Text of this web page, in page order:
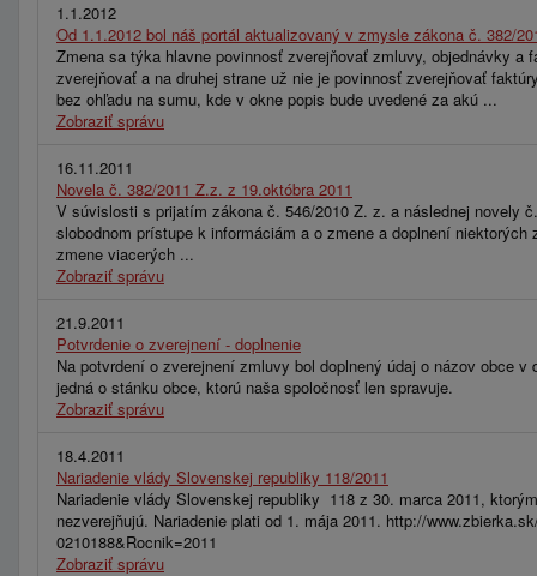
1.1.2012
Od 1.1.2012 bol náš portál aktualizovaný v zmysle zákona č. 382/
Zmena sa týka hlavne povinnosť zverejňovať zmluvy, objednávky a
zverejňovať a na druhej strane už nie je povinnosť zverejňovať
bez ohľadu na sumu, kde v okne popis bude uvedené za akú ...
Zobraziť správu
16.11.2011
Novela č. 382/2011 Z.z. z 19.októbra 2011
V súvislosti s prijatím zákona č. 546/2010 Z. z. a následnej novely
slobodnom prístupe k informáciám a o zmene a doplnení
zmene viacerých ...
Zobraziť správu
21.9.2011
Potvrdenie o zverejnení - doplnenie
Na potvrdení o zverejnení zmluvy bol doplnený údaj o názov obce
jedná o stánku obce, ktorú naša spoločnosť len spravuje.
Zobraziť správu
18.4.2011
Nariadenie vlády Slovenskej republiky 118/2011
Nariadenie vlády Slovenskej republiky 118 z 30. marca 2011,
nezverejňujú. Nariadenie plati od 1. mája 2011. http://
0210188&Rocnik=2011
Zobraziť správu